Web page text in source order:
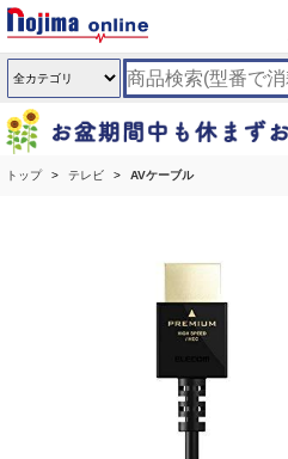
トップ テレビ AVケーブル